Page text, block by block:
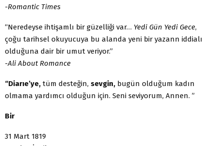
-Romantic Times
“Neredeyse ihtişamlı bir güzelliği var… Yedi Gün Yedi Gece,
çoğu tarihsel okuyucuya bu alanda yeni bir yazann iddialı
ol­duğuna dair bir umut veriyor.”
-Ali About Romance
“Diarıe’ye, tüm desteğin, sevgin, bugün olduğum kadın
olmama yardımcı olduğun için. Seni seviyorum, Annen. ”
Bir
31 Mart 1819